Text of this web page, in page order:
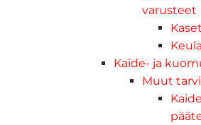
varusteet
Kaide- ja
Muut